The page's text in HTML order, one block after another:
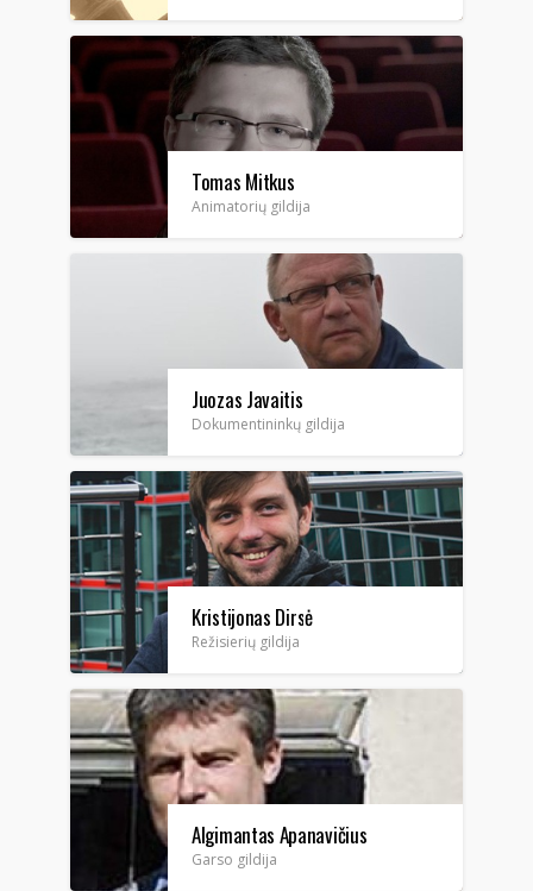
Tomas Mitkus
Animatorių gildija
Juozas Javaitis
Dokumentininkų gildija
Kristijonas Dirsė
Režisierių gildija
Algimantas Apanavičius
(jaunesnysis)
Garso gildija